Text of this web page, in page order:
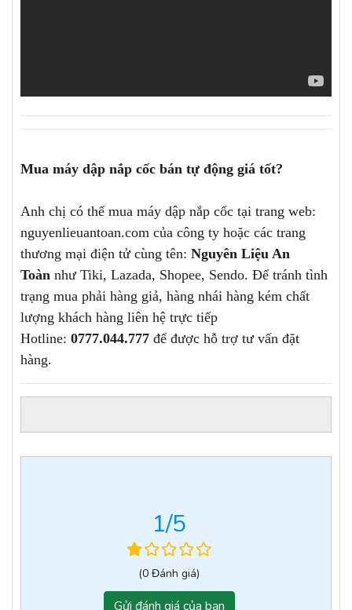
Mua máy dập nắp cốc bán tự động giá tốt?
Anh chị có thể mua máy dập nắp cốc tại trang web:
nguyenlieuantoan.com của công ty hoặc các trang
thương mại điện tử cùng tên: Nguyên Liệu An
Toàn như Tiki, Lazada, Shopee, Sendo. Để tránh tình
trạng mua phải hàng giả, hàng nhái hàng kém chất
lượng khách hàng liên hệ trực tiếp
Hotline: 0777.044.777 để được hỗ trợ tư vấn đặt
hàng.
1/5
(0 Đánh giá)
Gửi đánh giá của bạn